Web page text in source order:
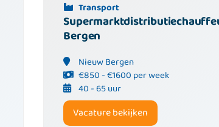
Transport
Bergen
Nieuw Bergen
€850 - €1600 per week
40 - 65 uur
Vacature bekijken